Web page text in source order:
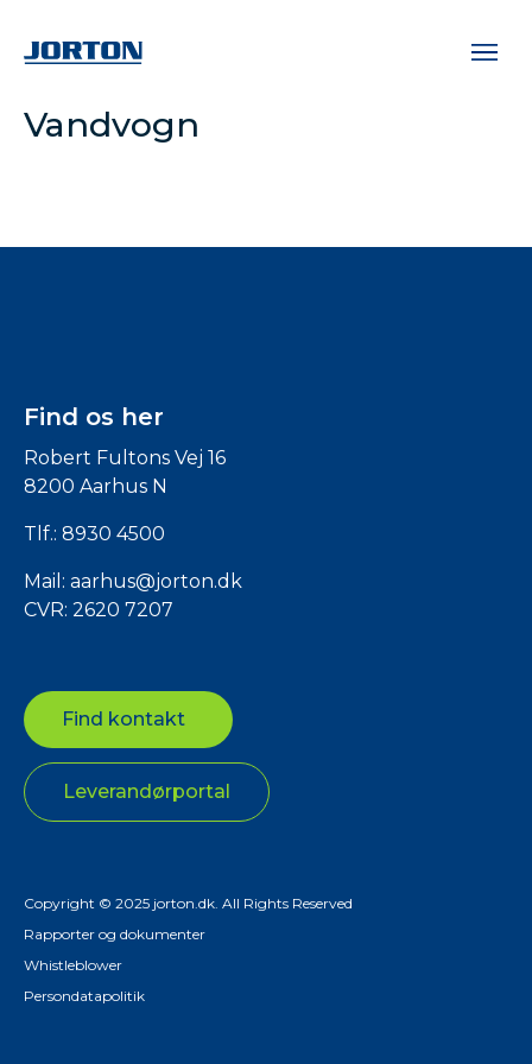
Vandvogn
Find os her
Robert Fultons Vej 16
8200 Aarhus N
Tlf.: 8930 4500
Mail: aarhus@jorton.dk
CVR: 2620 7207
Find kontakt
Leverandørportal
Copyright © 2025 jorton.dk. All Rights Reserved
Rapporter og dokumenter
Whistleblower
Persondatapolitik